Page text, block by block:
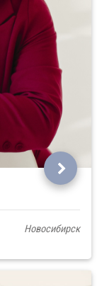
Новосибирск